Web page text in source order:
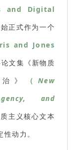
and Digital
正式作为一个
and Jones
文集《新物质
》
（ New
and
主义核心文本
动力。